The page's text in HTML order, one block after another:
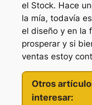
el Stock. Hace
la mía, todavía
el diseño y en la
prosperar y si
ventas estoy
Otros
interesar: